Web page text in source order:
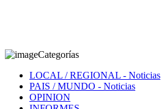
Categorías
LOCAL / REGIONAL - Noticias
PAIS / MUNDO - Noticias
OPINION